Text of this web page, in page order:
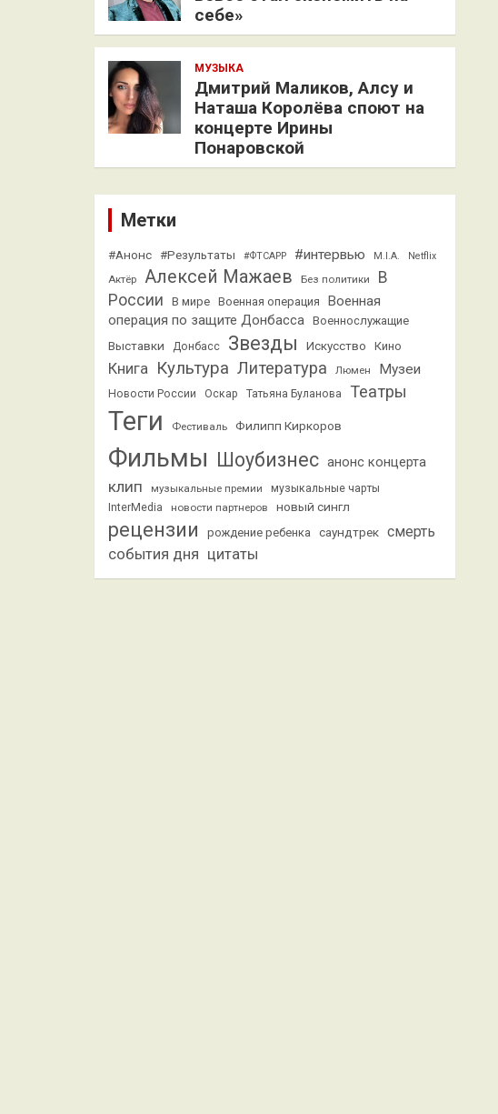
себе»
МУЗЫКА
Дмитрий Маликов, Алсу и
Наташа Королёва споют на
концерте Ирины
Понаровской
Метки
#Анонс #Результаты #ФТСАРР #интервью M.I.A. Netflix
Актёр Алексей Мажаев Без политики
В
России
В мире Военная операция
Военная
операция по защите Донбасса
Военнослужащие
Выставки Донбасс Звезды Искусство Кино
Книга Культура Литература Люмен Музеи
Новости России Оскар Татьяна Буланова Театры
Теги Фестиваль Филипп Киркоров
Фильмы Шоубизнес анонс концерта
клип музыкальные премии
музыкальные чарты
InterMedia
новости партнеров новый сингл
рецензии рождение ребенка саундтрек смерть
события дня цитаты